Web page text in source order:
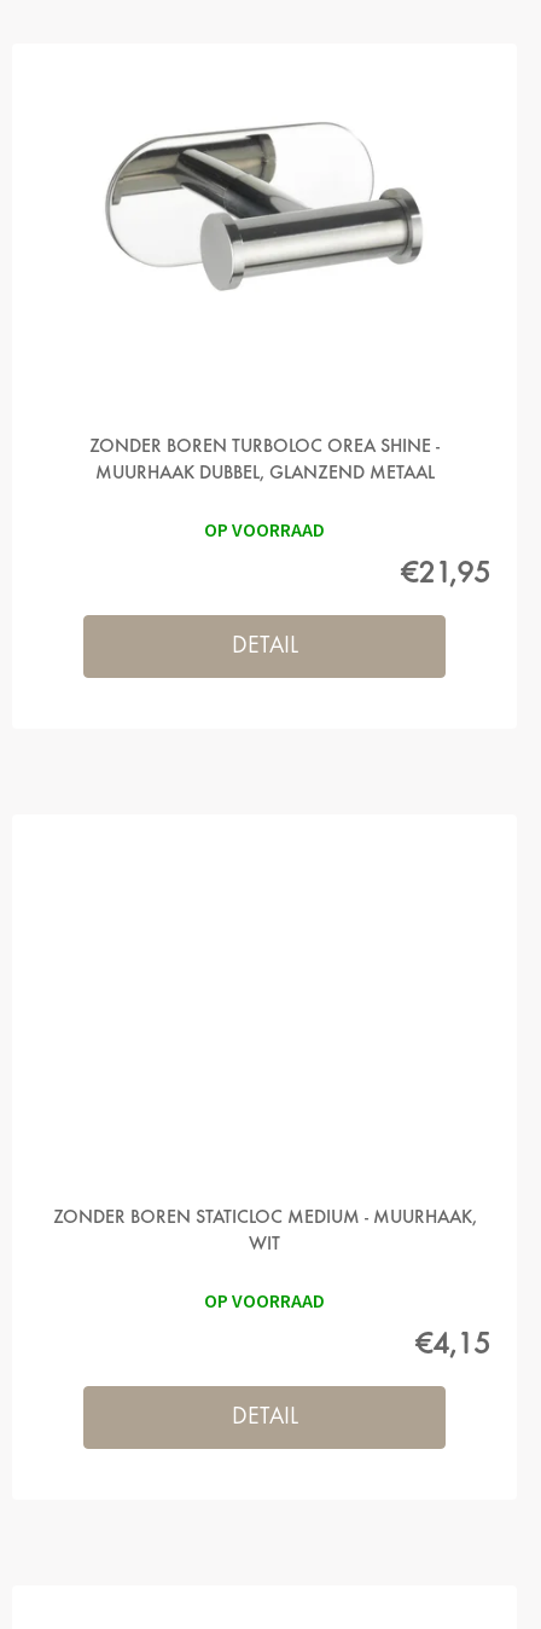
ZONDER BOREN TURBOLOC OREA SHINE -
MUURHAAK DUBBEL, GLANZEND METAAL
OP VOORRAAD
€21,95
DETAIL
ZONDER BOREN STATICLOC MEDIUM - MUURHAAK,
WIT
OP VOORRAAD
€4,15
DETAIL